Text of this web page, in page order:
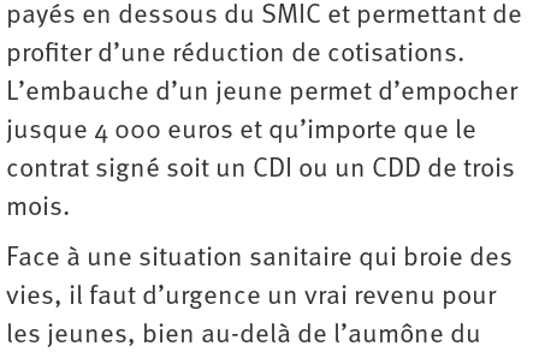
payés en dessous du SMIC et permettant de
profiter d’une réduction de cotisations.
L’embauche d’un jeune permet d’empocher
jusque 4 000 euros et qu’importe que le
contrat signé soit un CDI ou un CDD de trois
mois.
Face à une situation sanitaire qui broie des
vies, il faut d’urgence un vrai revenu pour
les jeunes, bien au-delà de l’aumône du